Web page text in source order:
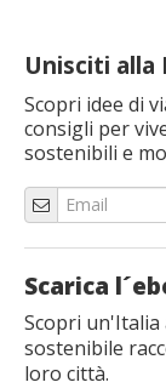
Unisciti alla
Scopri idee di
consigli per
sostenibili e
Scarica
Scopri
sostenibile
loro città.